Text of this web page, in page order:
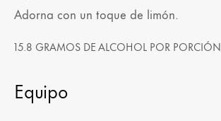
Adorna con un toque de limón.
15.8 GRAMOS DE ALCOHOL POR PORCIÓN
Equipo